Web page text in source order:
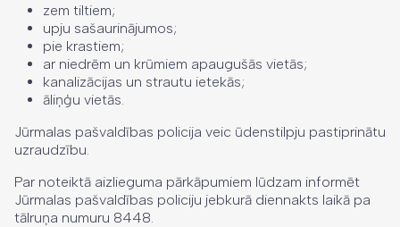
zem tiltiem;
upju sašaurinājumos;
pie krastiem;
ar niedrēm un krūmiem apaugušās vietās;
kanalizācijas un strautu ietekās;
āliņģu vietās.
Jūrmalas pašvaldības policija veic ūdenstilpju pastiprinātu
uzraudzību.
Par noteiktā aizlieguma pārkāpumiem lūdzam informēt
Jūrmalas pašvaldības policiju jebkurā diennakts laikā pa
tālruņa numuru 8448.